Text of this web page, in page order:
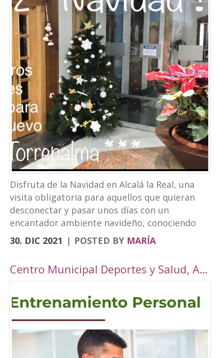
Disfruta de la Navidad en Alcalá la Real, una
visita obligatoria para aquellos que quieran
desconectar y pasar unos días con un
encantador ambiente navideño, conociendo
los rincones tan bonitos que ofrece nuestra
localidad. Este año, Alcalá la Real oferta todo
con una cuidada ambientación navideña. El
Ayuntamiento pasarán ser un parque navideño
donde se colocará un tobogán de hielo
artificial y un tiovivo, acompañados de un
alumbrado navideño digno de la hermosura de
nuestra localidad junto a puestos de castañas,
30. DIC 2021 POSTED BY MARÍA
Centro Municipal Deportes y Salud, Alcalá la Real